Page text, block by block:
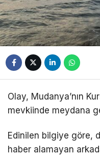
Olay, Mudanya’nın
mevkiinde meydana
Edinilen bilgiye göre,
haber alamayan